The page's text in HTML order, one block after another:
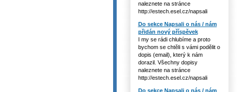
naleznete na stránce
http://estech.esel.cz/napsali
Do sekce Napsali o nás / nám
přidán nový příspěvek
I my se rádi chlubíme a proto
bychom se chtěli s vámi podělit o
dopis (email), který k nám
dorazil. Všechny dopisy
naleznete na stránce
http://estech.esel.cz/napsali
Do sekce Napsali o nás / nám